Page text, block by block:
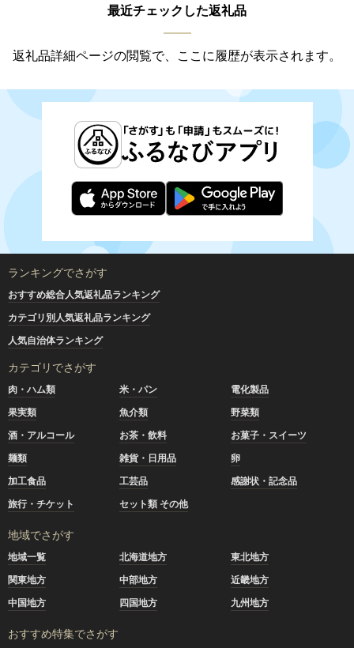
最近チェックした返礼品
返礼品詳細ページの閲覧で、ここに履歴が表示されます。
ランキングでさがす
おすすめ総合人気返礼品ランキング
カテゴリ別人気返礼品ランキング
人気自治体ランキング
カテゴリでさがす
肉・ハム類 米・パン
電化製品
果実類
魚介類
野菜類
酒・アルコール
お茶・飲料
お菓子・スイーツ
麺類
雑貨・日用品
卵
加工食品
工芸品
感謝状・記念品
旅行・チケット
セット類 その他
地域でさがす
地域一覧 北海道地方
東北地方
関東地方
中部地方
近畿地方
中国地方
四国地方 九州地方
おすすめ特集でさがす